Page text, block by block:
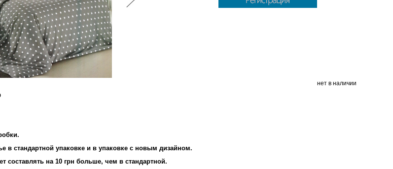
нет в наличии
в стандартной упаковке и в упаковке с новым дизайном.
составлять на 10 грн больше, чем в стандартной.